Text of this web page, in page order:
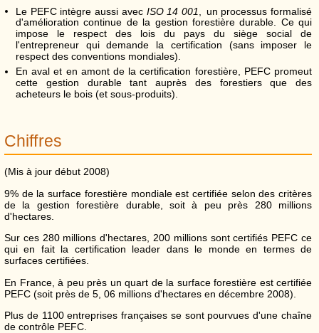
Le PEFC intègre aussi avec ISO 14 001
un processus formalisé
d'amélioration continue de la gestion forestière durable. Ce qui
impose le respect des lois du pays du siège social de
l'entrepreneur qui demande la certification (sans imposer le
respect des conventions mondiales).
En aval et en amont de la certification forestière, PEFC promeut
cette gestion durable tant auprès des forestiers que des
acheteurs le bois (et sous-produits).
Chiffres
(Mis à jour début 2008)
9% de la surface forestière mondiale est certifiée selon des critères
de la gestion forestière durable, soit à peu près 280 millions
d'hectares.
Sur ces 280 millions d'hectares, 200 millions sont certifiés PEFC ce
qui en fait la certification leader dans le monde en termes de
surfaces certifiées.
En France, à peu près un quart de la surface forestière est certifiée
PEFC (soit près de 5, 06 millions d'hectares en décembre 2008).
Plus de 1100 entreprises françaises se sont pourvues d'une chaîne
de contrôle PEFC.